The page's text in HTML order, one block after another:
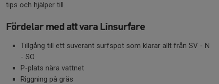
tips och hjälper till.
Fördelar med att vara Linsurfare
Tillgång till ett suveränt surfspot som klarar allt från SV - N
- SO
P-plats nära vattnet
Riggning på gräs